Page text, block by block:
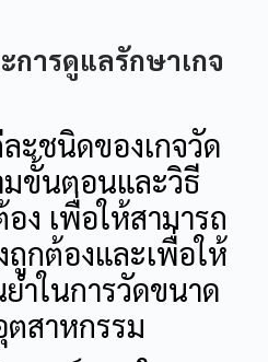
การดูแลรักษาเกจ
ะชนิดของเกจวัด
ขั้นตอนและวิธี
ง เพื่อให้สามารถ
ถูกต้องและเพื่อให้
ำในการวัดขนาด
ตสาหกรรม